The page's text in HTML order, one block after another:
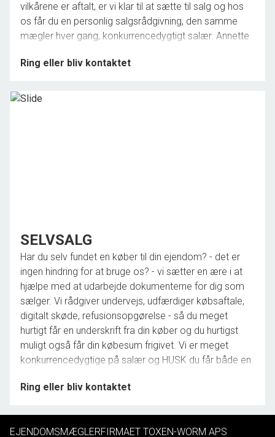
vilkårene er aftalt, er vi klar til at sætte til salg og hos
os får du en personlig salgsrådgivning, den samme
mægler hver gang, konkurrencedygtigt salær. Annette
om, at du/I får rådgivning på højt plan. Vi sælger ikke
mæglersalær, der sagtens kan konkurrere.
Ring eller bliv kontaktet
SELVSALG
Har du selv fundet en køber til din ejendom? - det er
ingen hindring for at bruge os? - vi sætter en ære i at
hjælpe med at udarbejde dokumenterne for dig som
sælger. Vi rådgiver undervejs, udfærdiger købsaftale,
digitalt skøde, refusionsopgørelse - så du meget
hurtigt får en underskrift fra din køber og du hurtigst
muligt også får din købesum frigivet. Vi er meget
konkurrencedygtige på salær og HUSK du får både en
advokatsekretær i een og samme person og sidst
Worm - bedre fås det ikke.
Ring eller bliv kontaktet
EJENDOMSMÆGLERFIRMAET TOXEN-WORM APS